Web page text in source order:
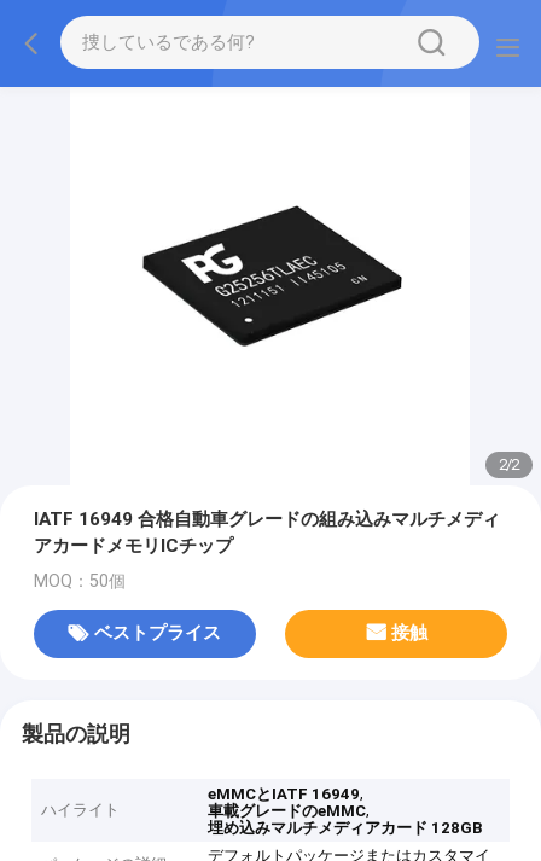
2/2
IATF 16949 合格自動車グレードの組み込みマルチメディ
アカードメモリICチップ
MOQ：50個
ベストプライス 接触
製品の説明
ハイライト
eMMCとIATF 16949,
車載グレードのeMMC,
埋め込みマルチメディアカード 128GB
デフォルトパッケージまたはカスタマイ